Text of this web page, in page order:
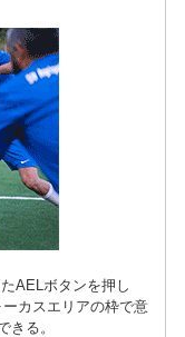
AELボタンを押し
カスエリアの枠で意
きる。